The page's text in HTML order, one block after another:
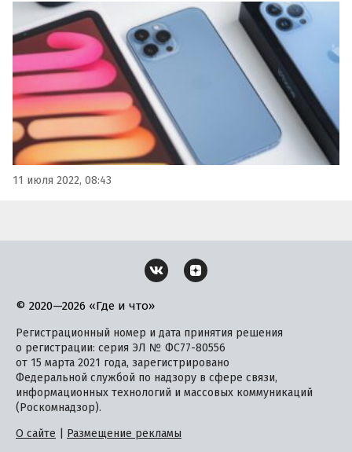
дату анонса в секрете, инсайдеры узнали ее уже сейчас.
11 июля 2022, 08:43
© 2020—2026 «Где и что»
Регистрационный номер и дата принятия решения
о регистрации: серия ЭЛ № ФС77-80556
от 15 марта 2021 года, зарегистрировано
Федеральной службой по надзору в сфере связи,
информационных технологий и массовых коммуникаций
(Роскомнадзор).
О сайте
Размещение рекламы